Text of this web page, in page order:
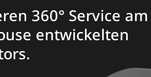
360° Service am
entwickelten